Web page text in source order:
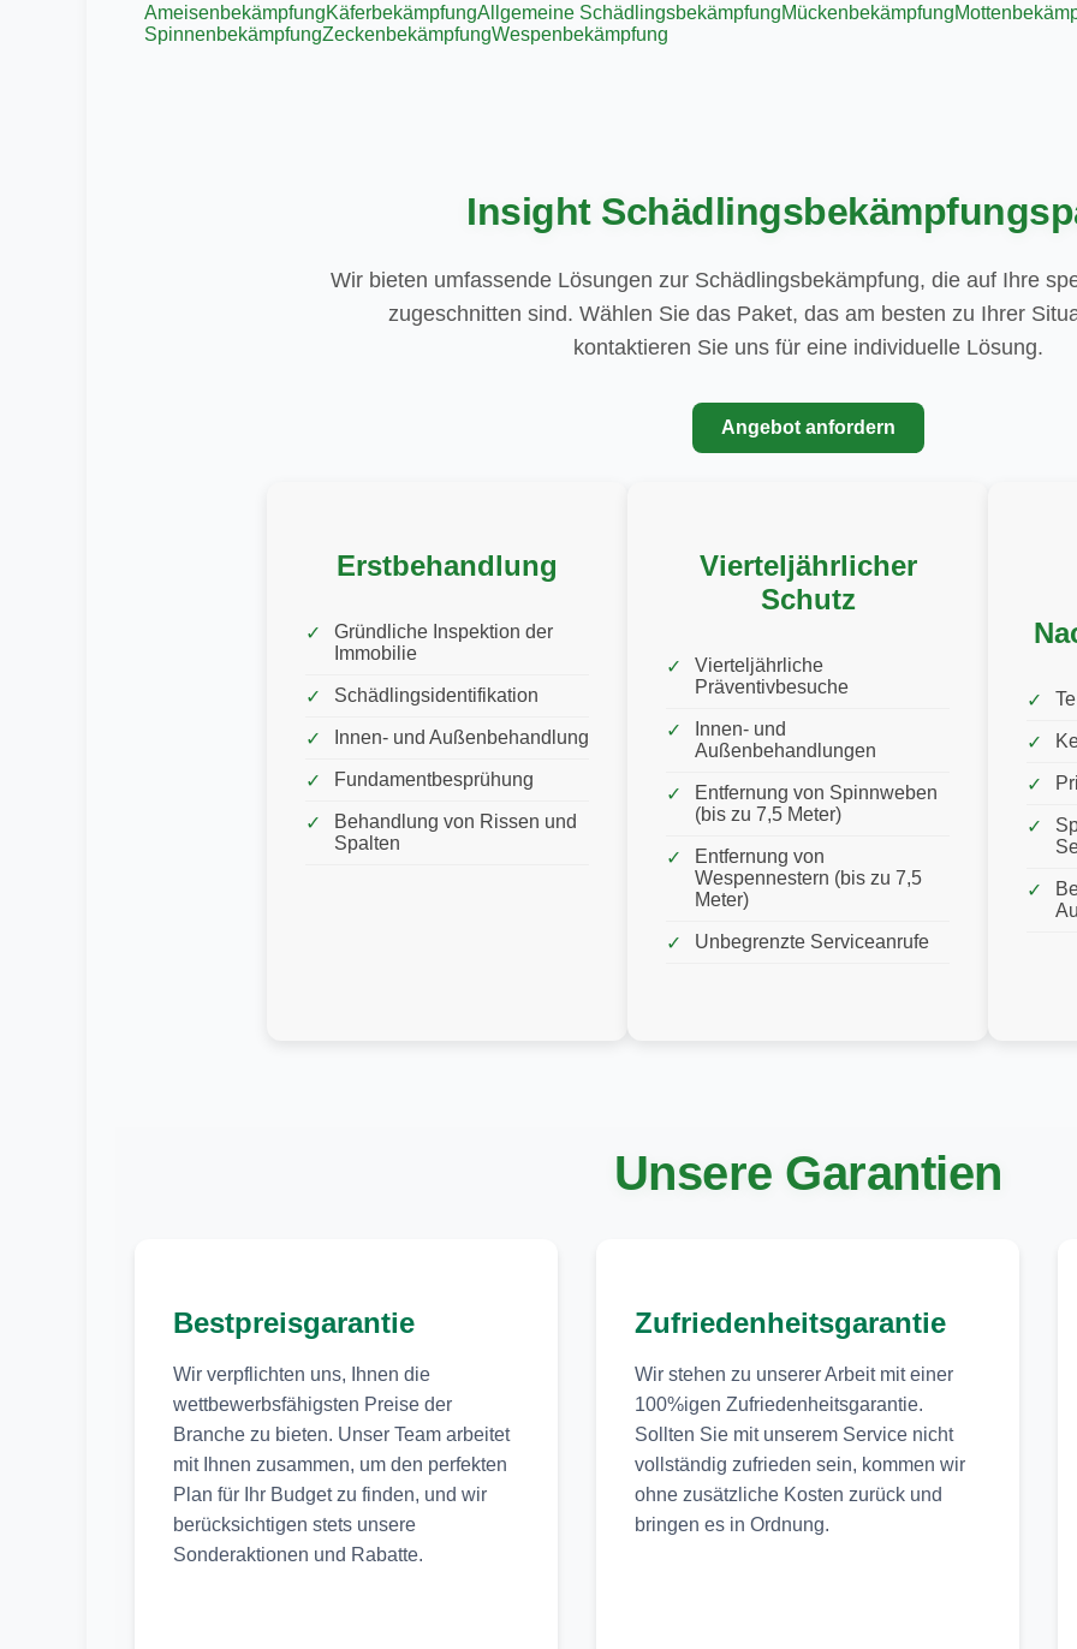
AmeisenbekämpfungKäferbekämpfungAllgemeine SchädlingsbekämpfungMückenbekämpfung
SpinnenbekämpfungZeckenbekämpfungWespenbekämpfung
Insight
Wir bieten umfassende Lösungen zur Schädlingsbekämpfung, die auf Ihre
zugeschnitten sind. Wählen Sie das Paket, das am besten zu Ihrer
kontaktieren Sie uns für eine individuelle Lösung.
Angebot anfordern
Erstbehandlung
Gründliche Inspektion der
Immobilie
Schädlingsidentifikation
Innen- und Außenbehandlung
Fundamentbesprühung
Behandlung von Rissen und
Spalten
Vierteljährlicher
Schutz
Vierteljährliche
Präventivbesuche
Innen- und
Außenbehandlungen
Entfernung von Spinnweben
(bis zu 7,5 Meter)
Entfernung von
Wespennestern (bis zu 7,5
Meter)
Unbegrenzte Serviceanrufe
Unsere Garantien
Bestpreisgarantie
Wir verpflichten uns, Ihnen die
wettbewerbsfähigsten Preise der
Branche zu bieten. Unser Team arbeitet
mit Ihnen zusammen, um den perfekten
Plan für Ihr Budget zu finden, und wir
berücksichtigen stets unsere
Sonderaktionen und Rabatte.
Zufriedenheitsgarantie
Wir stehen zu unserer Arbeit mit einer
100%igen Zufriedenheitsgarantie.
Sollten Sie mit unserem Service nicht
vollständig zufrieden sein, kommen wir
ohne zusätzliche Kosten zurück und
bringen es in Ordnung.